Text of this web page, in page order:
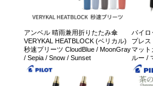
アンベル 晴雨兼用折りたたみ傘
VERYKAL HEATBLOCK (ベリカル)
秒速プリーツ CloudBlue / MoonGray
/ Sepia / Snow / Sunset
パイロ
プレス
マット
ルー /